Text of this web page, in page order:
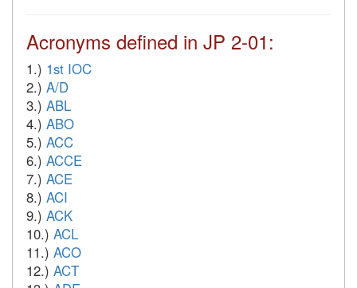
Acronyms defined in JP 2-01:
1.) 1st IOC
2.) A/D
3.) ABL
4.) ABO
5.) ACC
6.) ACCE
7.) ACE
8.) ACI
9.) ACK
10.) ACL
11.) ACO
12.) ACT